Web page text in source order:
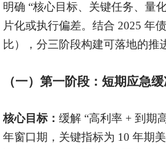
明确 “核心目标、关键任务、量
片化或执行偏差。结合 2025 年
比），分三阶段构建可落地的推
（一）第一阶段：短期应急
核心目标： 缓解 “高利率 + 到期
年窗口期，关键指标为 10 年期